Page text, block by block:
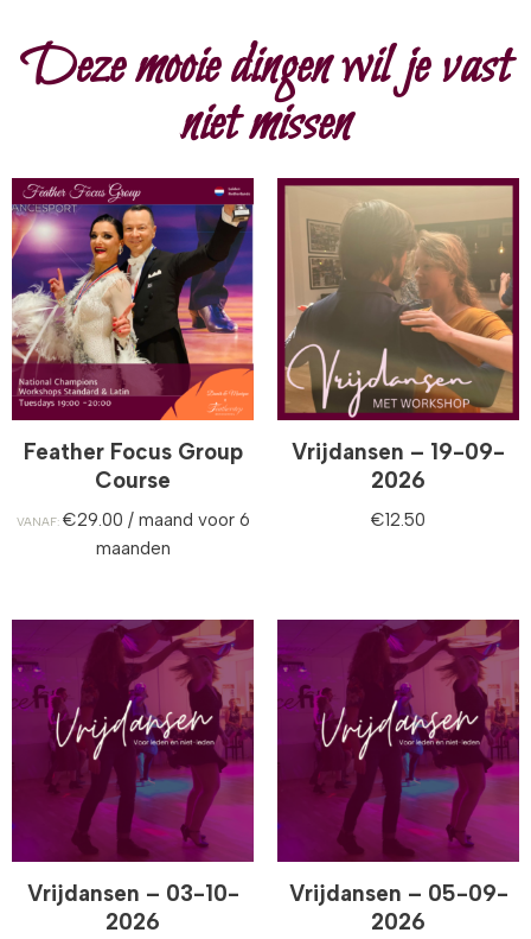
Deze mooie dingen wil je vast
niet missen
Feather Focus Group
Course
VANAF: €29.00 / maand voor 6
maanden
Vrijdansen – 19-09-
2026
€12.50
Vrijdansen – 03-10-
2026
Vrijdansen – 05-09-
2026